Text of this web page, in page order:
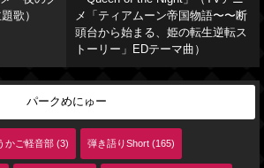
歌）
メ「ティアムーン帝国物語〜〜断
頭台から始まる、姫の転生逆転ス
トーリー」EDテーマ曲）
パークめにゅー
かご軽音部 (3) 弾き語りShort (165)